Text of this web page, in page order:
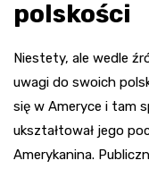
polskości
Niestety, ale wedle
uwagi do swoich
się w Ameryce i tam
ukształtował jego
Amerykanina.